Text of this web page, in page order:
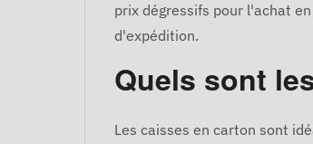
prix dégressifs pour l'achat
d'expédition.
Quels sont
Les caisses en carton sont